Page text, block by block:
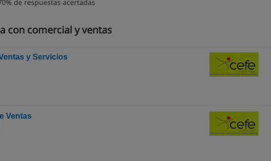
de respuestas acertadas
con comercial y ventas
y Servicios
Ventas